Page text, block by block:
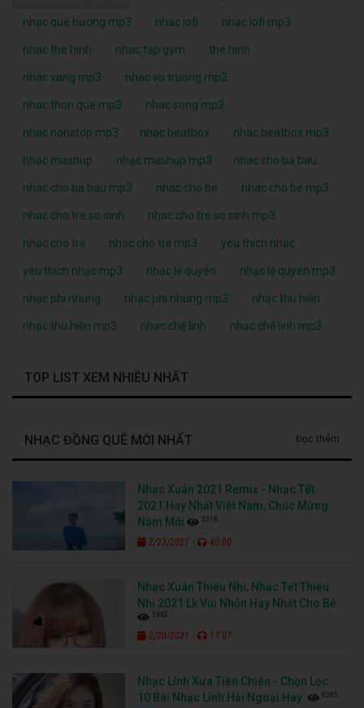
nhạc quê hương mp3 nhạc lofi nhạc lofi mp3
nhac the hinh nhac tap gym the hinh
nhac vang mp3 nhac vu truong mp3
nhac thon que mp3 nhac song mp3
nhac nonstop mp3 nhac beatbox nhac beatbox mp3
nhạc mashup nhạc mashup mp3 nhac cho ba bau
nhac cho ba bau mp3 nhac cho be nhac cho be mp3
nhac cho tre so sinh nhac cho tre so sinh mp3
nhạc cho trẻ nhạc cho trẻ mp3 yêu thích nhạc
yêu thích nhạc mp3 nhạc lệ quyên nhạc lệ quyên mp3
nhạc phi nhung nhạc phi nhung mp3 nhạc thu hiền
nhạc thu hiền mp3 nhạc chế linh nhạc chế linh mp3
TOP LIST XEM NHIỀU NHẤT
NHẠC ĐỒNG QUÊ MỚI NHẤT Đọc thêm
Nhạc Xuân 2021 Remix - Nhạc Tết
2021 Hay Nhất Việt Nam, Chúc Mừng
Năm Mới
3318
2/23/2021 - 40:00
Nhạc Xuân Thiếu Nhi, Nhạc Tết Thiếu
Nhi 2021 Lk Vui Nhộn Hay Nhất Cho Bé
3662
2/20/2021 - 17:07
Nhạc Lính Xưa Tiền Chiến - Chọn Lọc
10 Bài Nhạc Lính Hải Ngoại Hay
5585